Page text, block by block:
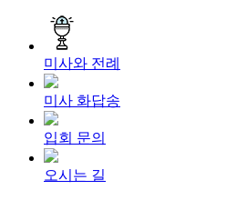
미사와 전례
미사 화답송
입회 문의
오시는 길